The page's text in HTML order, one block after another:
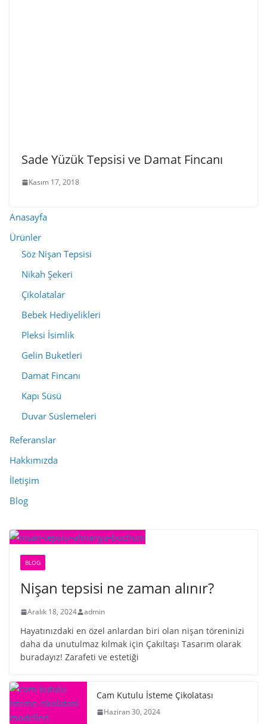
Sade Yüzük Tepsisi ve Damat Fincanı
Kasım 17, 2018
Anasayfa
Ürünler
Söz Nişan Tepsisi
Nikah Şekeri
Çikolatalar
Bebek Hediyelikleri
Pleksi İsimlik
Gelin Buketleri
Damat Fincanı
Kapı Süsü
Duvar Süslemeleri
Referanslar
Hakkımızda
İletişim
Blog
BLOG
Nişan tepsisi ne zaman alınır?
Aralık 18, 2024 admin
Hayatınızdaki en özel anlardan biri olan nişan töreninizi
daha da unutulmaz kılmak için Çakıltaşı Tasarım olarak
buradayız! Zarafeti ve estetiği
Cam Kutulu İsteme Çikolatası
Haziran 30, 2024